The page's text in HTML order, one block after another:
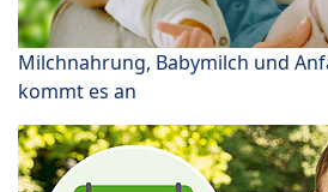
Milchnahrung, Babymilch und
kommt es an